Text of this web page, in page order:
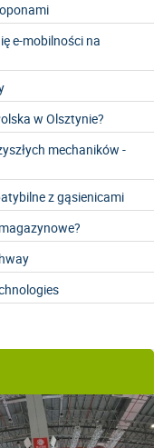
e-mobilności na
w Olsztynie?
mechaników -
z gąsienicami